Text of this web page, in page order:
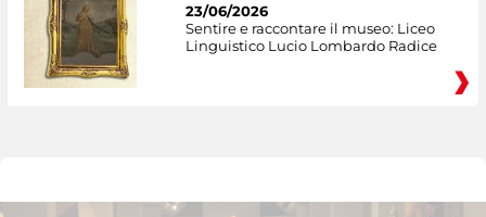
23/06/2026
Sentire e raccontare il museo: Liceo
Linguistico Lucio Lombardo Radice